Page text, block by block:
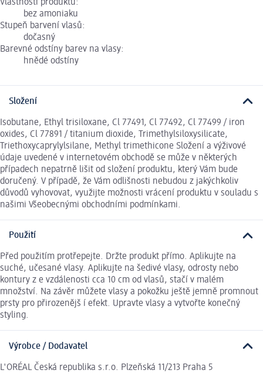
Vlastnosti produktu:
bez amoniaku
Stupeň barvení vlasů:
dočasný
Barevné odstíny barev na vlasy:
hnědé odstíny
Složení
Isobutane, Ethyl trisiloxane, Cl 77491, Cl 77492, Cl 77499 / iron
oxides, Cl 77891 / titanium dioxide, Trimethylsiloxysilicate,
Triethoxycaprylylsilane, Methyl trimethicone Složení a výživové
údaje uvedené v internetovém obchodě se může v některých
případech nepatrně lišit od složení produktu, který Vám bude
doručený. V případě, že Vám odlišnosti nebudou z jakýchkoliv
důvodů vyhovovat, využijte možnosti vrácení produktu v souladu s
našimi Všeobecnými obchodními podmínkami.
Použití
Před použitím protřepejte. Držte produkt přímo. Aplikujte na
suché, učesané vlasy. Aplikujte na šedivé vlasy, odrosty nebo
kontury z e vzdálenosti cca 10 cm od vlasů, stačí v malém
množství. Na závěr můžete vlasy a pokožku ještě jemně promnout
prsty pro přirozenějš í efekt. Upravte vlasy a vytvořte konečný
styling.
Výrobce / Dodavatel
L'ORÉAL Česká republika s.r.o. Plzeňská 11/213 Praha 5